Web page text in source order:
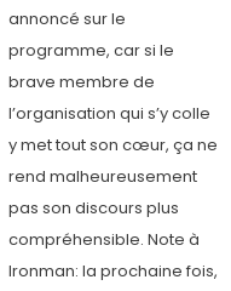
annoncé sur le
programme, car si le
brave membre de
l’organisation qui s’y colle
y met tout son cœur, ça ne
rend malheureusement
pas son discours plus
compréhensible. Note à
Ironman: la prochaine fois,